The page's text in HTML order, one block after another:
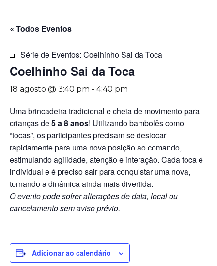
« Todos Eventos
Série de Eventos: Coelhinho Sai da Toca
Coelhinho Sai da Toca
18 agosto @ 3:40 pm - 4:40 pm
Uma brincadeira tradicional e cheia de movimento para
crianças de5 a 8 anos! Utilizando bambolês como
“tocas”, os participantes precisam se deslocar
rapidamente para uma nova posição ao comando,
estimulando agilidade, atenção e interação. Cada toca é
individual e é preciso sair para conquistar uma nova,
tornando a dinâmica ainda mais divertida.
O evento pode sofrer alterações de data, local ou
cancelamento sem aviso prévio.
Adicionar ao calendário